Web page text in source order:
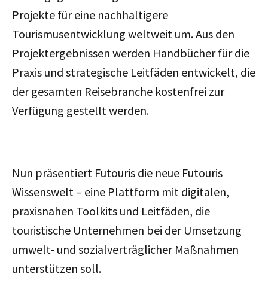
Projekte für eine nachhaltigere
Tourismusentwicklung weltweit um. Aus den
Projektergebnissen werden Handbücher für die
Praxis und strategische Leitfäden entwickelt, die
der gesamten Reisebranche kostenfrei zur
Verfügung gestellt werden.
Nun präsentiert Futouris die neue Futouris
Wissenswelt – eine Plattform mit digitalen,
praxisnahen Toolkits und Leitfäden, die
touristische Unternehmen bei der Umsetzung
umwelt- und sozialverträglicher Maßnahmen
unterstützen soll.